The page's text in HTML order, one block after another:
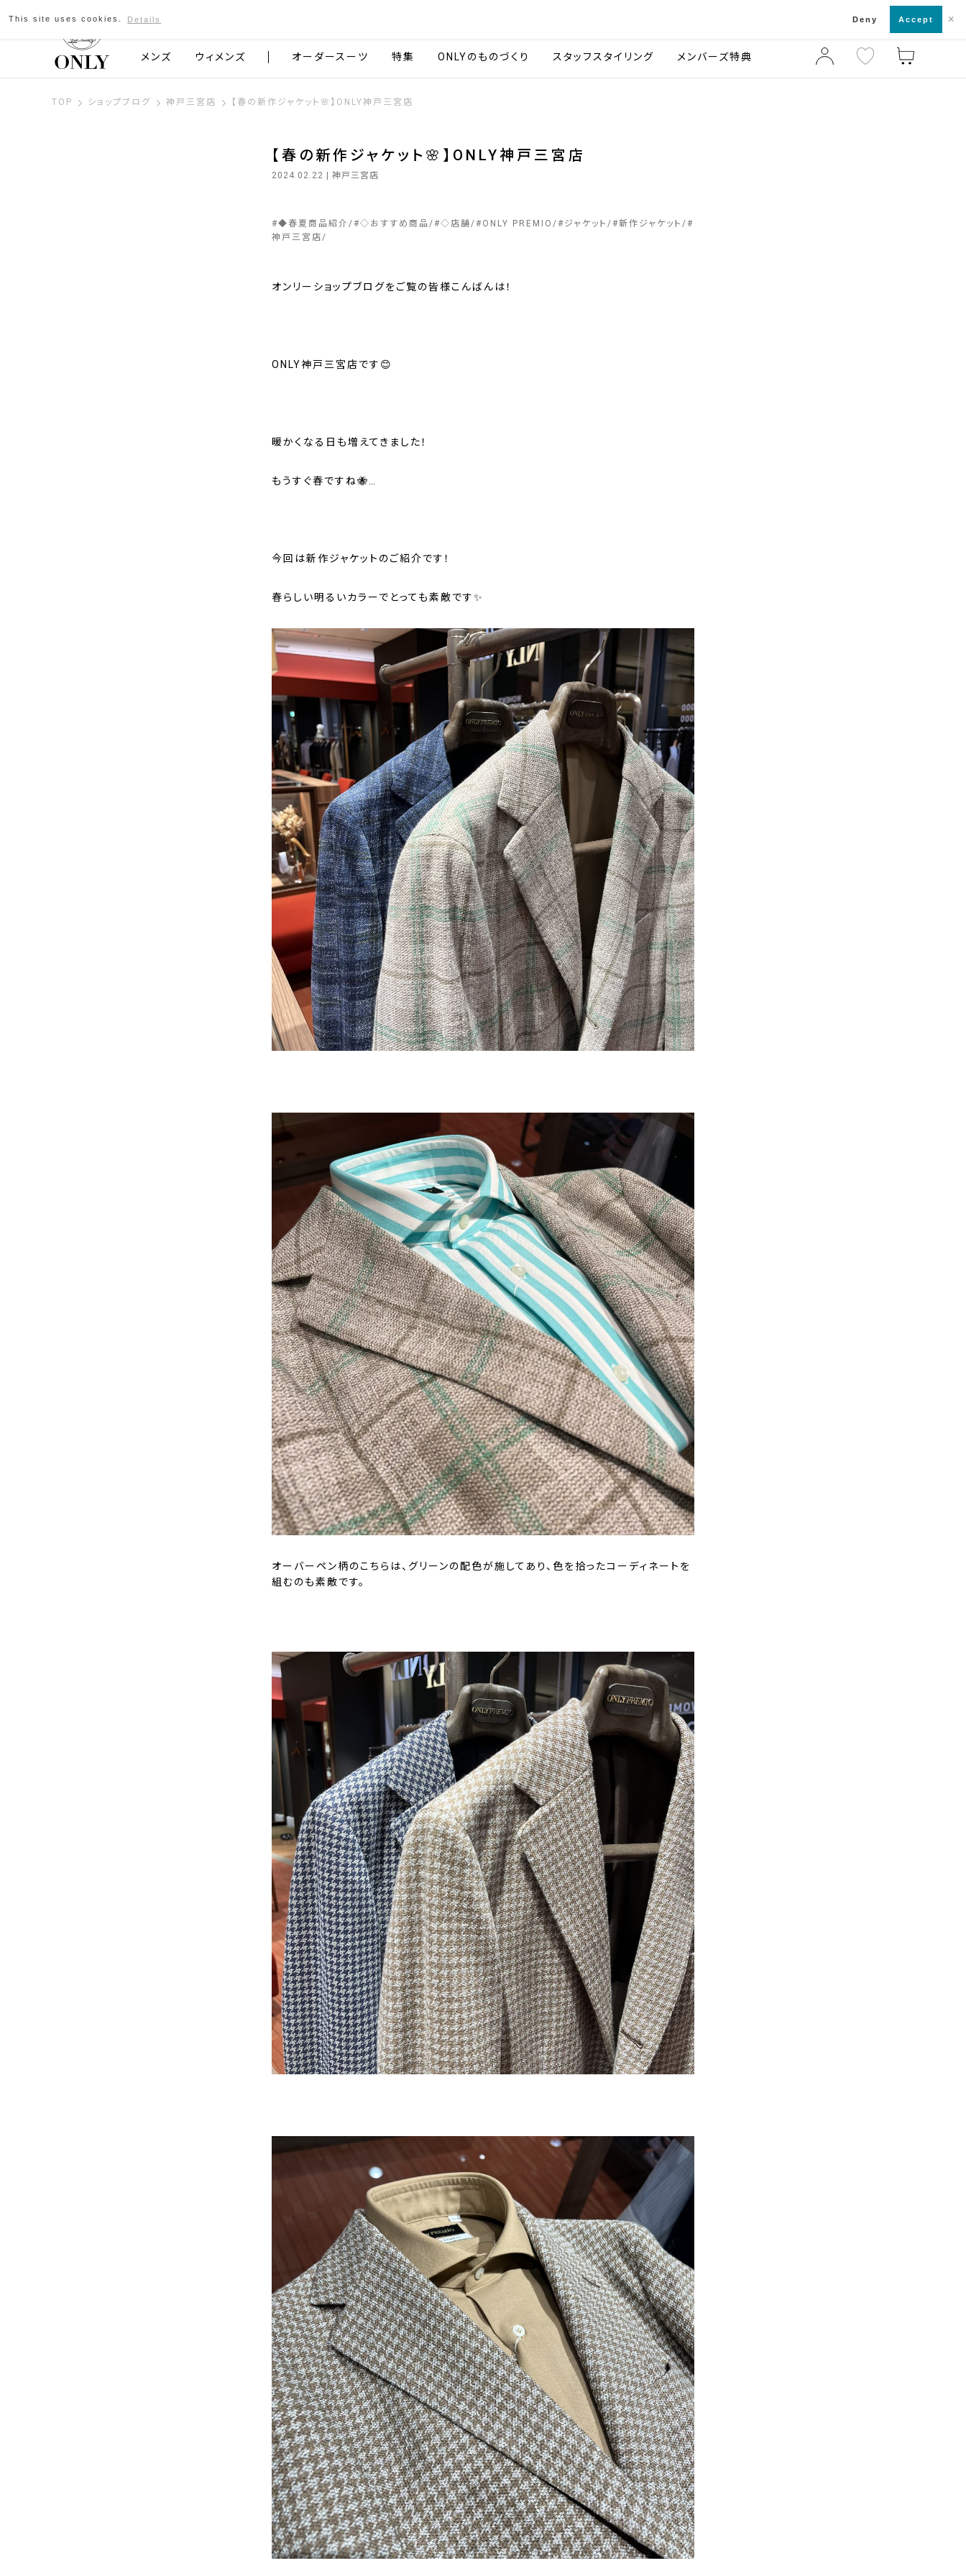
京都発のスーツブランド ONLY 店舗一覧・来店予約
メンズ ウィメンズ オーダースーツ 特集 ONLYのものづくり スタッフスタイリング メンバーズ特典
TOP ショップブログ 神戸三宮店 【春の新作ジャケット🌸】ONLY神戸三宮店
【春の新作ジャケット🌸】ONLY神戸三宮店
2024.02.22 | 神戸三宮店
#◆春夏商品紹介 #◇おすすめ商品 #◇店舗 #ONLY PREMIO #ジャケット #新作ジャケット
#
神戸三宮店
オンリーショップブログをご覧の皆様こんばんは！
ONLY神戸三宮店です😊
暖かくなる日も増えてきました！
もうすぐ春ですね🐝…
今回は新作ジャケットのご紹介です！
春らしい明るいカラーでとっても素敵です✨️
オーバーペン柄のこちらは、グリーンの配色が施してあり、色を拾ったコーディネートを
組むのも素敵です。
This site uses cookies. Details Deny Accept ×